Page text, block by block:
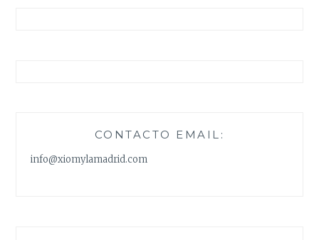
CONTACTO EMAIL:
info@xiomylamadrid.com